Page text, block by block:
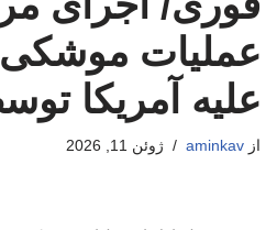
عملیات موشکی
علیه آمریکا
از aminkav ژوئن 11, 2026